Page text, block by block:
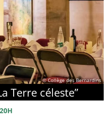
© Collège des Bernardins
Terre céleste”